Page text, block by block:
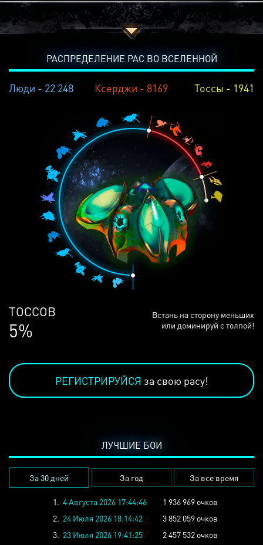
РАСПРЕДЕЛЕНИЕ РАС ВО ВСЕЛЕННОЙ
Люди - 22 248 Ксерджи - 8169 Тоссы - 1941
ЛЮДЕЙ
68%
Встань на сторону меньших
или доминируй с толпой!
РЕГИСТРИРУЙСЯ за свою расу!
ЛУЧШИЕ БОИ
За 30 дней За год За все время
1. 4 Августа 2026 17:44:46
1 936 969 очков
2. 24 Июля 2026 18:14:42
3 852 059 очков
3. 23 Июля 2026 19:41:25
2 457 532 очков